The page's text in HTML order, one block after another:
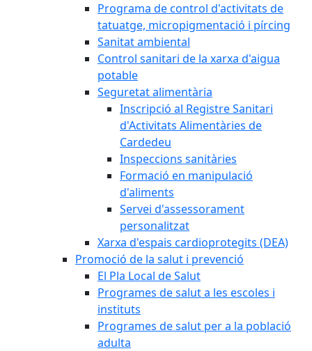
Programa de control d'activitats de
tatuatge, micropigmentació i pírcing
Sanitat ambiental
Control sanitari de la xarxa d'aigua
potable
Seguretat alimentària
Inscripció al Registre Sanitari
d'Activitats Alimentàries de
Cardedeu
Inspeccions sanitàries
Formació en manipulació
d'aliments
Servei d'assessorament
personalitzat
Xarxa d'espais cardioprotegits (DEA)
Promoció de la salut i prevenció
El Pla Local de Salut
Programes de salut a les escoles i
instituts
Programes de salut per a la població
adulta